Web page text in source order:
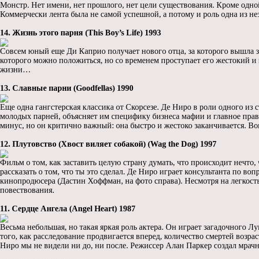
Монстр. Нет имени, нет прошлого, нет цели существования. Кроме
Коммерчески лента была не самой успешной, а потому и роль одна из
14. Жизнь этого парня (This Boy’s Life) 1993
Совсем юный еще Ди Каприо получает нового отца, за которого вышла
которого можно положиться, но со временем проступает его жестокий
жизни…
13. Славные парни (Goodfellas) 1990
Еще одна гангстерская классика от Скорсезе. Де Ниро в роли одного
молодых парней, объясняет им специфику бизнеса мафии и главное
минус, но он критично важный: она быстро и жестоко заканчивается.
12. Плутовство (Хвост виляет собакой) (Wag the Dog) 1997
Фильм о том, как заставить целую страну думать, что происходит
рассказать о том, что ты это сделал. Де Ниро играет консультанта по
кинопродюсера (Дастин Хоффман, на фото справа). Несмотря на
повествования.
11. Сердце Ангела (Angel Heart) 1987
Весьма небольшая, но такая яркая роль актера. Он играет
того, как расследование продвигается вперед, количество смертей
Ниро мы не видели ни до, ни после. Режиссер Алан Паркер создал